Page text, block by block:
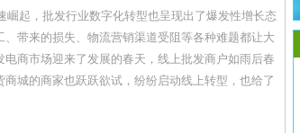
起，批发行业数字化转型也呈现出了爆发性增长态
带来的损失、物流营销渠道受阻等各种难题都让大
商市场迎来了发展的春天，线上批发商户如雨后春
城的商家也跃跃欲试，纷纷启动线上转型，也给了